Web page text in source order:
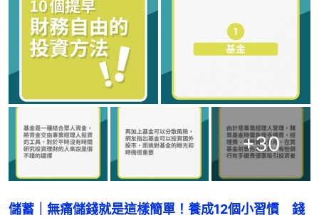
+30
儲蓄｜無痛儲錢就是這樣簡單！養成12個小習慣　錢